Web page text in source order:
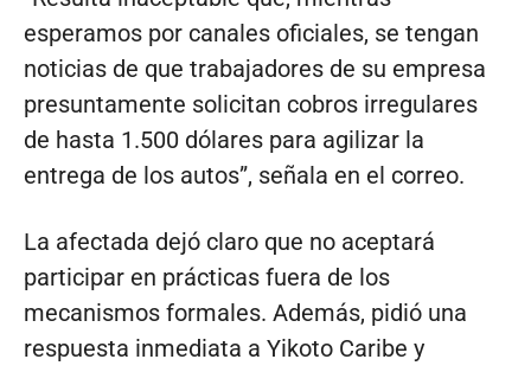
esperamos por canales oficiales, se tengan
noticias de que trabajadores de su empresa
presuntamente solicitan cobros irregulares
de hasta 1.500 dólares para agilizar la
entrega de los autos”, señala en el correo.
La afectada dejó claro que no aceptará
participar en prácticas fuera de los
mecanismos formales. Además, pidió una
respuesta inmediata a Yikoto Caribe y